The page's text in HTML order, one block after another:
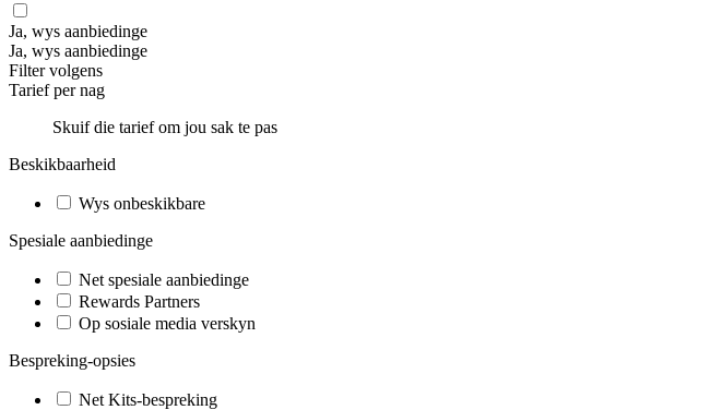
Ja, wys aanbiedinge
Ja, wys aanbiedinge
Filter volgens
Tarief per nag
Skuif die tarief om jou sak te pas
Beskikbaarheid
Wys onbeskikbare
Spesiale aanbiedinge
Net spesiale aanbiedinge
Rewards Partners
Op sosiale media verskyn
Bespreking-opsies
Net Kits-bespreking